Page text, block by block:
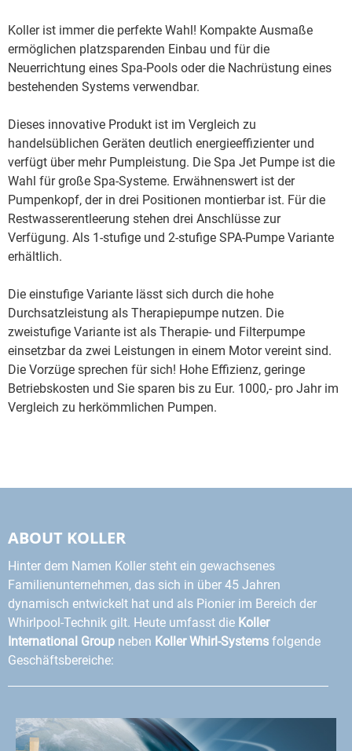
Koller ist immer die perfekte Wahl! Kompakte Ausmaße
ermöglichen platzsparenden Einbau und für die
Neuerrichtung eines Spa-Pools oder die Nachrüstung eines
bestehenden Systems verwendbar.
Dieses innovative Produkt ist im Vergleich zu
handelsüblichen Geräten deutlich energieeffizienter und
verfügt über mehr Pumpleistung. Die Spa Jet Pumpe ist die
Wahl für große Spa-Systeme. Erwähnenswert ist der
Pumpenkopf, der in drei Positionen montierbar ist. Für die
Restwasserentleerung stehen drei Anschlüsse zur
Verfügung. Als 1-stufige und 2-stufige SPA-Pumpe Variante
erhältlich.
Die einstufige Variante lässt sich durch die hohe
Durchsatzleistung als Therapiepumpe nutzen. Die
zweistufige Variante ist als Therapie- und Filterpumpe
einsetzbar da zwei Leistungen in einem Motor vereint sind.
Die Vorzüge sprechen für sich! Hohe Effizienz, geringe
Betriebskosten und Sie sparen bis zu Eur. 1000,- pro Jahr im
Vergleich zu herkömmlichen Pumpen.
ABOUT KOLLER
Hinter dem Namen Koller steht ein gewachsenes
Familienunternehmen, das sich in über 45 Jahren
dynamisch entwickelt hat und als Pionier im Bereich der
Whirlpool-Technik gilt. Heute umfasst die Koller
International Group neben Koller Whirl-Systems folgende
Geschäftsbereiche: